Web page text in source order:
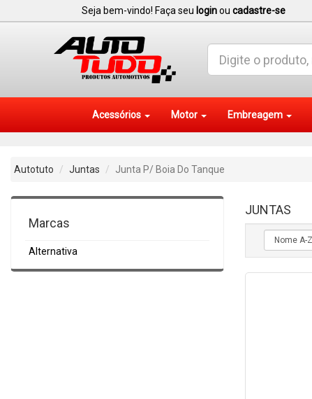
Seja bem-vindo! Faça seu loginou cadastre-se
Acessórios Motor Embreagem
Autotuto Juntas Junta P/ Boia Do Tanque
Marcas
Alternativa
JUNTAS